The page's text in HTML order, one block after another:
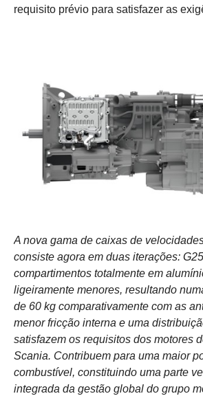
requisito prévio para satisfazer as
A nova gama de caixas de
consiste agora em duas iterações:
compartimentos totalmente em
ligeiramente menores, resultando
de 60 kg comparativamente com as
menor fricção interna e uma
satisfazem os requisitos dos motores
Scania. Contribuem para uma maior
combustível, constituindo uma parte
integrada da gestão global do grupo